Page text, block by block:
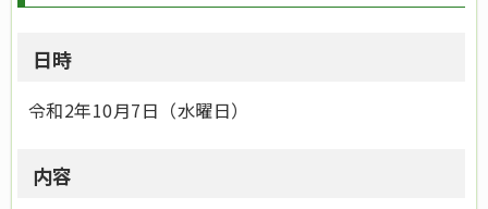
日時
令和2年10月7日（水曜日）
内容